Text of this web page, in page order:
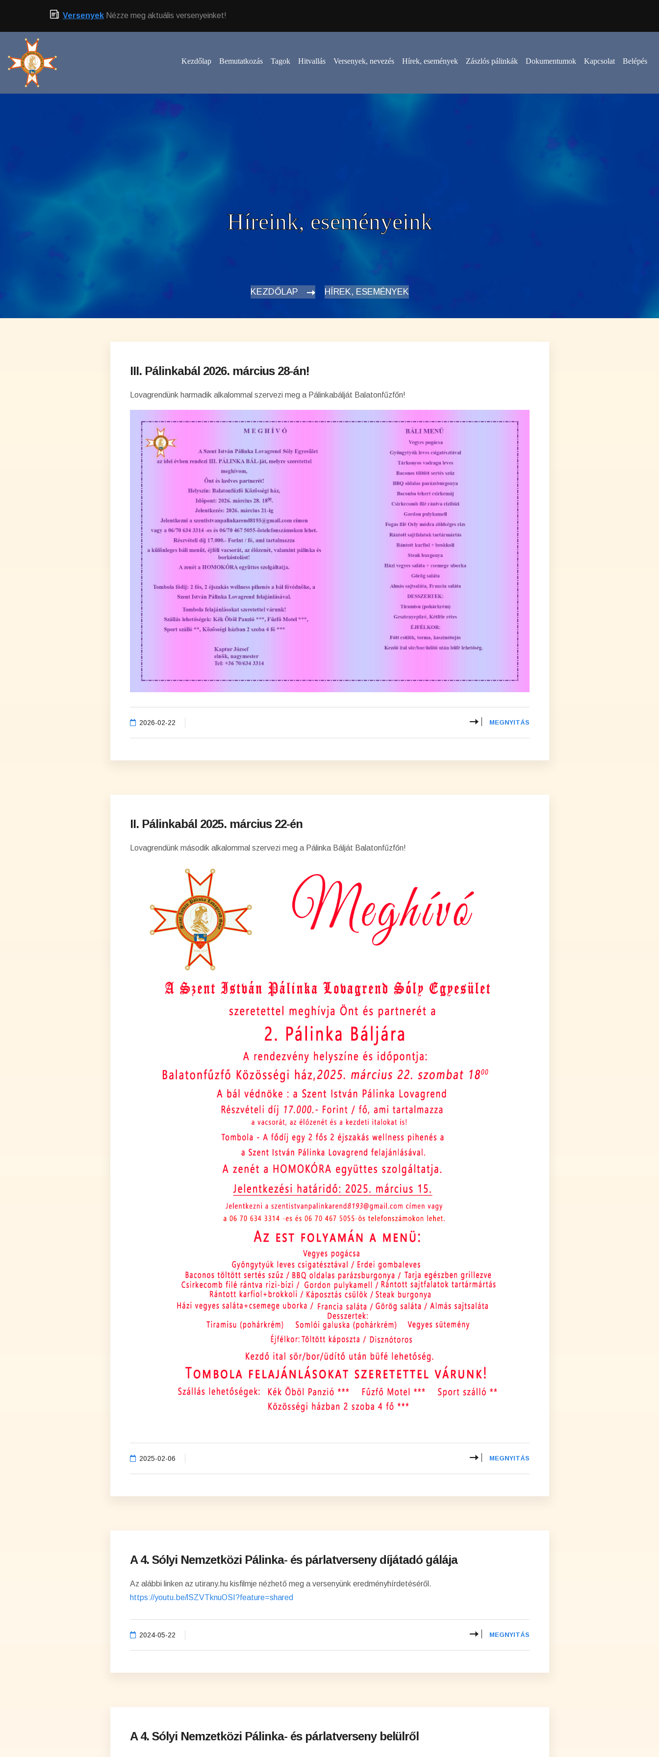
Versenyek Nézze meg aktuális versenyeinket!
Kezdőlap Bemutatkozás Tagok Hitvallás Versenyek, nevezés Hírek, események Zászlós pálinkák Dokumentumok Kapcsolat Belépés
Híreink, eseményeink
KEZDŐLAP HÍREK, ESEMÉNYEK
III. Pálinkabál 2026. március 28-án!
Lovagrendünk harmadik alkalommal szervezi meg a Pálinkabálját Balatonfűzfőn!
2026-02-22 MEGNYITÁS
II. Pálinkabál 2025. március 22-én
Lovagrendünk második alkalommal szervezi meg a Pálinka Bálját Balatonfűzfőn!
2025-02-06 MEGNYITÁS
A 4. Sólyi Nemzetközi Pálinka- és párlatverseny díjátadó gálája
Az alábbi linken az utirany.hu kisfilmje nézhető meg a versenyünk eredményhírdetéséről.
https://youtu.be/lSZVTknuOSI?feature=shared
2024-05-22 MEGNYITÁS
A 4. Sólyi Nemzetközi Pálinka- és párlatverseny belülről